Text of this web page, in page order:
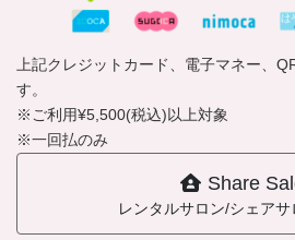
上記クレジットカード、電子マネー、
す。
※ご利用¥5,500(税込)以上対象
※一回払のみ
Share
レンタルサロン/シェアサ